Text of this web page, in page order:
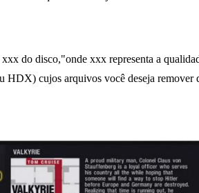
do disco,"onde xxx representa a
HDX) cujos arquivos você deseja remover